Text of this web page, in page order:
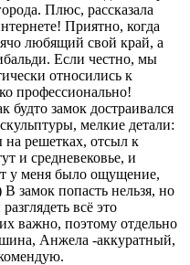
Плюс, рассказала
Приятно, когда
любящий свой край, а
Если честно, мы
относились к
профессионально!
будто замок достраивался
мелкие детали:
решетках, отсыл к
и средневековье, и
у меня было ощущение,
замок попасть нельзя, но
всё это
важно, поэтому отдельно
Анжела -аккуратный,